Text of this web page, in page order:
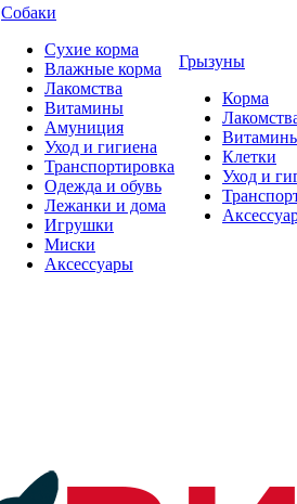
Собаки
Сухие корма
Влажные корма
Лакомства
Витамины
Амуниция
Уход и гигиена
Транспортировка
Одежда и обувь
Лежанки и дома
Игрушки
Миски
Аксессуары
Грызуны
Корма
Клетки
Уход и